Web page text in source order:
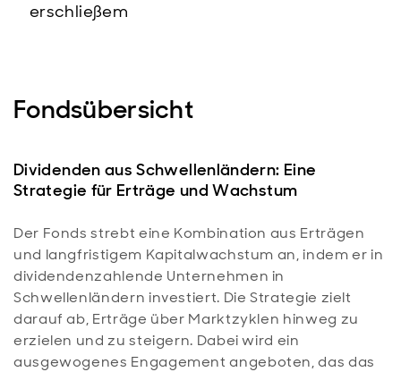
erschließem
Fondsübersicht
Dividenden aus Schwellenländern: Eine
Strategie für Erträge und Wachstum
Der Fonds strebt eine Kombination aus Erträgen
und langfristigem Kapitalwachstum an, indem er in
dividendenzahlende Unternehmen in
Schwellenländern investiert. Die Strategie zielt
darauf ab, Erträge über Marktzyklen hinweg zu
erzielen und zu steigern. Dabei wird ein
ausgewogenes Engagement angeboten, das das